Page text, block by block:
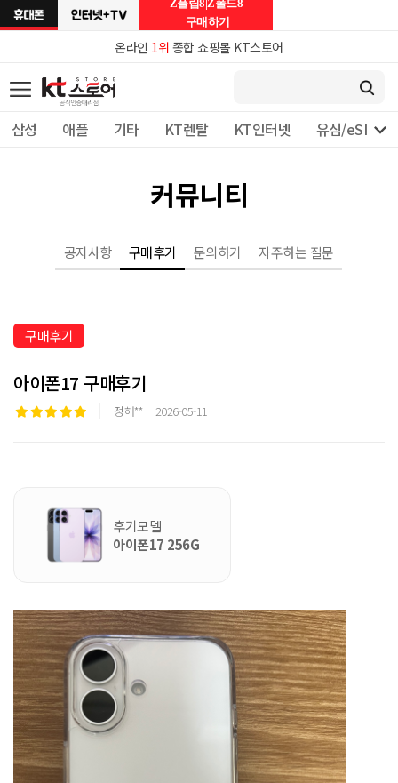
온라인 1위 종합 쇼핑몰 KT스토어
삼성 애플 기타 KT렌탈 KT인터넷 유심/eSIM 개

Z플립8|Z폴드8
구매하기
커뮤니티
공지사항 구매후기 문의하기 자주하는 질문
구매후기
아이폰17 구매후기
정해** 2026-05-11
후기모델
아이폰17 256G